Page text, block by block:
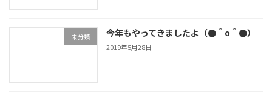
未分類 今年もやってきましたよ（●＾o＾●）
2019年5月28日